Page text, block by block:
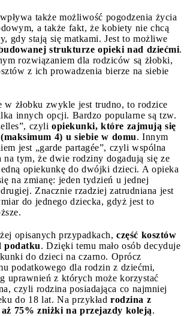
także możliwość pogodzenia życia
a także fakt, że kobiety nie chcą
gdy stają się matkami. Jest to możliwe
strukturze opieki nad dziećmi.
rozwiązaniem dla rodziców są żłobki,
z ich prowadzenia bierze na siebie
w żłobku zwykle jest trudno, to rodzice
innych opcji. Bardzo popularne są tzw.
czyli opiekunki, które zajmują się
4) u siebie w domu. Innym
jest „garde partagée”, czyli wspólna
na tym, że dwie rodziny dogadują się ze
opiekunkę do dwójki dzieci. A opieka
na zmianę: jeden tydzień u jednej
Znacznie rzadziej zatrudniana jest
do jednego dziecka, gdyż jest to
opisanych przypadkach, część kosztów
podatku. Dzięki temu mało osób decyduje
do dzieci na czarno. Oprócz
podatkowego dla rodzin z dziećmi,
uprawnień z których może korzystać
czyli rodzina posiadająca co najmniej
do 18 lat. Na przykład rodzina z
aż 75% zniżki na przejazdy koleją.